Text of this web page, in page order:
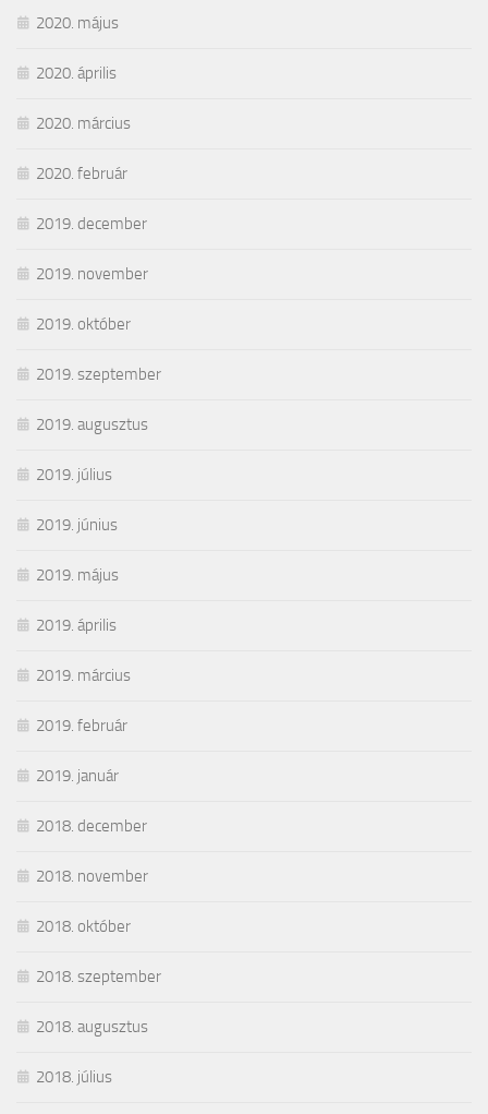
2020. május
2020. április
2020. március
2020. február
2019. december
2019. november
2019. október
2019. szeptember
2019. augusztus
2019. július
2019. június
2019. május
2019. április
2019. március
2019. február
2019. január
2018. december
2018. november
2018. október
2018. szeptember
2018. augusztus
2018. július